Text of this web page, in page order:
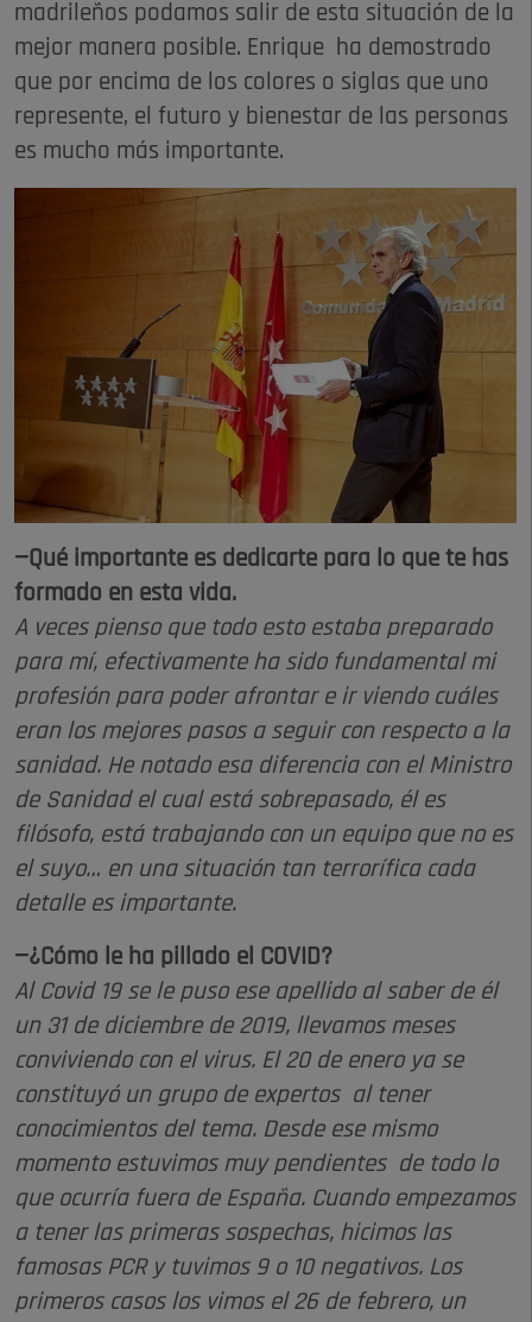
madrileños podamos salir de esta situación de la
mejor manera posible. Enrique ha demostrado
que por encima de los colores o siglas que uno
represente, el futuro y bienestar de las personas
es mucho más importante.
—Qué importante es dedicarte para lo que te has
formado en esta vida.
A veces pienso que todo esto estaba preparado
para mí, efectivamente ha sido fundamental mi
profesión para poder afrontar e ir viendo cuáles
eran los mejores pasos a seguir con respecto a la
sanidad. He notado esa diferencia con el Ministro
de Sanidad el cual está sobrepasado, él es
filósofo, está trabajando con un equipo que no es
el suyo… en una situación tan terrorífica cada
detalle es importante.
—¿Cómo le ha pillado el COVID?
Al Covid 19 se le puso ese apellido al saber de él
un 31 de diciembre de 2019, llevamos meses
conviviendo con el virus. El 20 de enero ya se
constituyó un grupo de expertos al tener
conocimientos del tema. Desde ese mismo
momento estuvimos muy pendientes de todo lo
que ocurría fuera de España. Cuando empezamos
a tener las primeras sospechas, hicimos las
famosas PCR y tuvimos 9 o 10 negativos. Los
primeros casos los vimos el 26 de febrero, un